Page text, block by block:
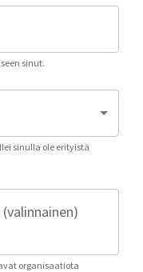
sinut.
sinulla ole erityistä
organisaatiota